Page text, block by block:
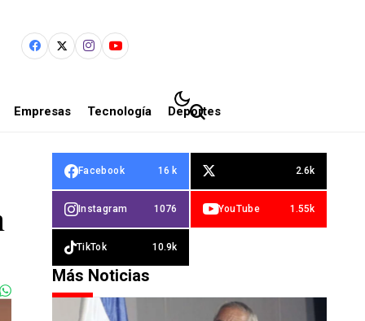
Empresas Tecnología Deportes
Facebook 16 k 2.6k
Instagram 1076 YouTube 1.55k
TikTok 10.9k
Más Noticias